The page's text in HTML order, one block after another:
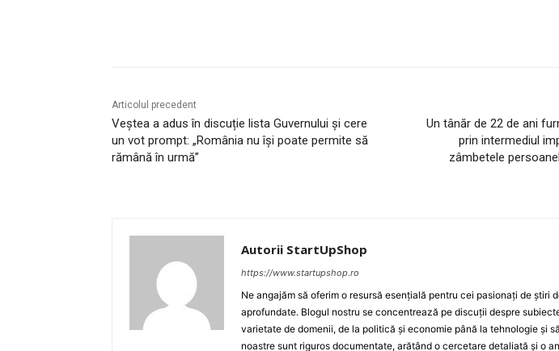
Articolul precedent
Veștea a adus în discuție lista Guvernului și cere
un vot prompt: „România nu își poate permite să
rămână în urmă”
Un tânăr de 22 de ani
prin intermediul
zâmbetele
Autorii StartUpShop
https://www.startupshop.ro
Ne angajăm să oferim o resursă esențială pentru cei pasionați de știri
aprofundate. Blogul nostru se concentrează pe discuții despre
varietate de domenii, de la politică și economie până la tehnologie și
noastre sunt riguros documentate, arătând o cercetare detaliată și o